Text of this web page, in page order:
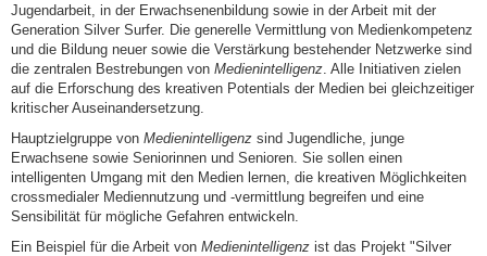
Jugendarbeit, in der Erwachsenenbildung sowie in der Arbeit mit der
Generation Silver Surfer. Die generelle Vermittlung von Medienkompetenz
und die Bildung neuer sowie die Verstärkung bestehender Netzwerke sind
die zentralen Bestrebungen von Medienintelligenz . Alle Initiativen zielen
auf die Erforschung des kreativen Potentials der Medien bei gleichzeitiger
kritischer Auseinandersetzung.
Hauptzielgruppe von Medienintelligenz sind Jugendliche, junge
Erwachsene sowie Seniorinnen und Senioren. Sie sollen einen
intelligenten Umgang mit den Medien lernen, die kreativen Möglichkeiten
crossmedialer Mediennutzung und -vermittlung begreifen und eine
Sensibilität für mögliche Gefahren entwickeln.
Ein Beispiel für die Arbeit von Medienintelligenz ist das Projekt "Silver